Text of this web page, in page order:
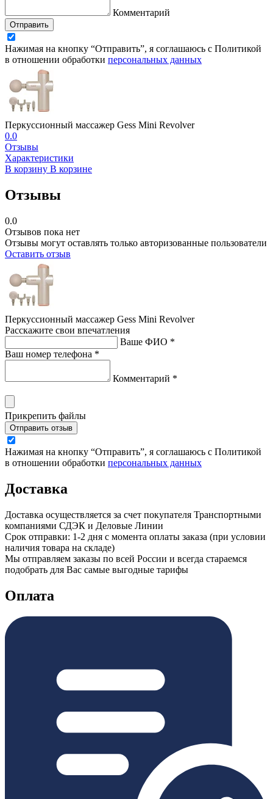
Комментарий
Отправить
Нажимая на кнопку “Отправить”, я соглашаюсь с Политикой
в отношении обработки персональных данных
Перкуссионный массажер Gess Mini Revolver
0.0
Отзывы
Характеристики
В корзину В корзине
Отзывы
0.0
Отзывов пока нет
Отзывы могут оставлять только авторизованные пользователи
Оставить отзыв
Перкуссионный массажер Gess Mini Revolver
Расскажите свои впечатления
Ваше ФИО *
Ваш номер телефона *
Комментарий *
Прикрепить файлы
Отправить отзыв
Нажимая на кнопку “Отправить”, я соглашаюсь с Политикой
в отношении обработки персональных данных
Доставка
Доставка осуществляется за счет покупателя Транспортными
компаниями СДЭК и Деловые Линии
Срок отправки: 1-2 дня с момента оплаты заказа (при условии
наличия товара на складе)
Мы отправляем заказы по всей России и всегда стараемся
подобрать для Вас самые выгодные тарифы
Оплата